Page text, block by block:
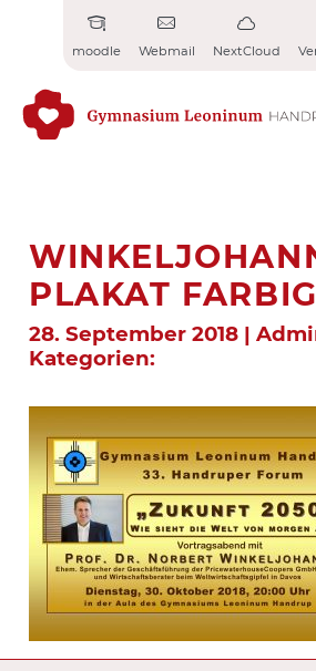
moodle Webmail NextCloud
PLAKAT FARBIG
28. September 2018 |
Kategorien: